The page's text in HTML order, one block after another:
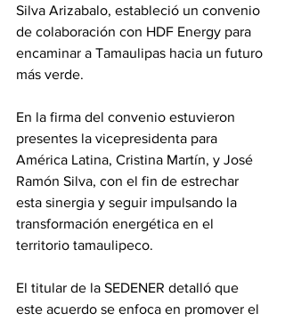
Silva Arizabalo, estableció un convenio
de colaboración con HDF Energy para
encaminar a Tamaulipas hacia un futuro
más verde.
En la firma del convenio estuvieron
presentes la vicepresidenta para
América Latina, Cristina Martín, y José
Ramón Silva, con el fin de estrechar
esta sinergia y seguir impulsando la
transformación energética en el
territorio tamaulipeco.
El titular de la SEDENER detalló que
este acuerdo se enfoca en promover el